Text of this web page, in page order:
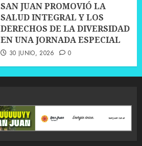
SAN JUAN PROMOVIÓ LA
SALUD INTEGRAL Y LOS
DERECHOS DE LA DIVERSIDAD
EN UNA JORNADA ESPECIAL
30 JUNIO, 2026 0